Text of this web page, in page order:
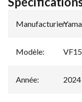
Manufacturier:
Modèle:
Année: 2024